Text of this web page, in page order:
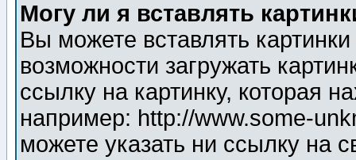
Могу ли я вставлять
Вы можете вставлять
возможности загружать
ссылку на картинку, которая
например: http://www.some-
можете указать ни ссылку на